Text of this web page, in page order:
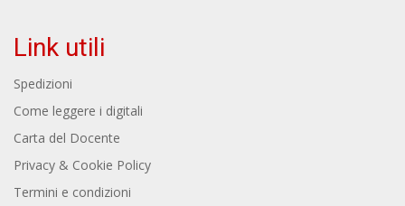
Link utili
Spedizioni
Come leggere i digitali
Carta del Docente
Privacy & Cookie Policy
Termini e condizioni